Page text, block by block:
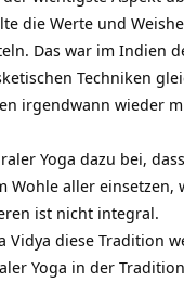
die Werte und
Das war im Indien
Techniken
irgendwann wieder
Yoga dazu bei,
Wohle aller
ist nicht integral.
diese Tradition
Yoga in der